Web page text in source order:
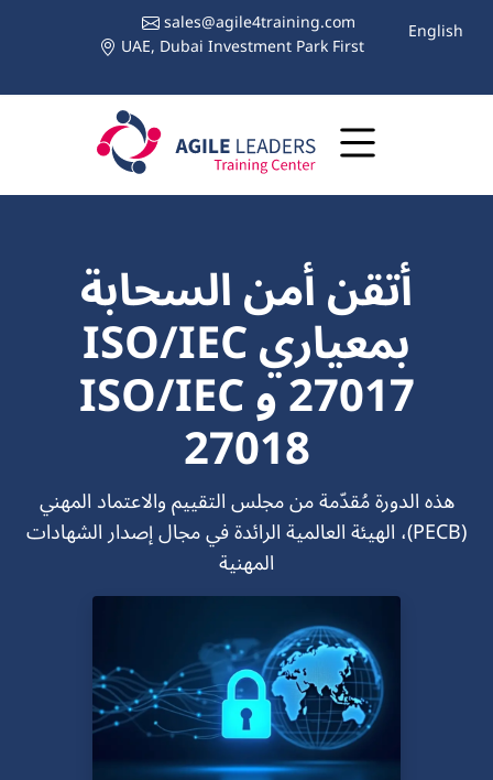
sales@agile4training.com
UAE, Dubai Investment Park First English
أتقن أمن السحابة
بمعياري ISO/IEC
27017 و ISO/IEC
27018
هذه الدورة مُقدّمة من مجلس التقييم والاعتماد المهني
(PECB)، الهيئة العالمية الرائدة في مجال إصدار الشهادات
المهنية